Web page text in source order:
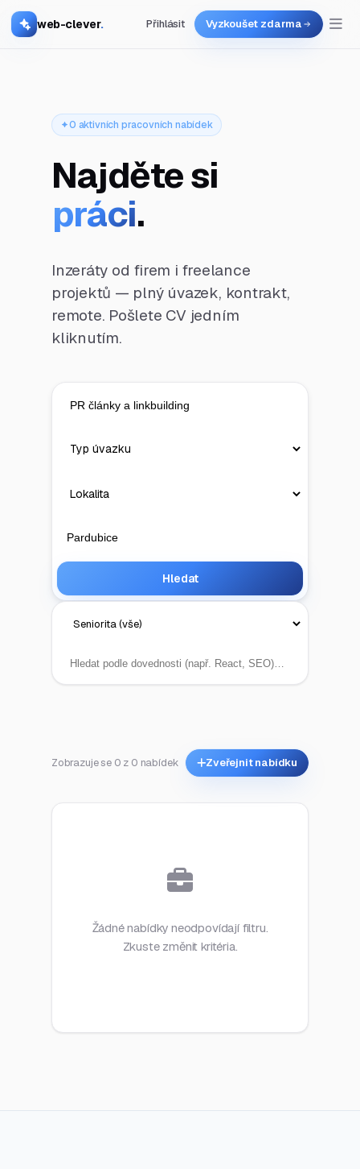
web-clever. Přihlásit Vyzkoušet zdarma
0 aktivních pracovních nabídek
Najděte si
práci.
Inzeráty od firem i freelance
projektů — plný úvazek, kontrakt,
remote. Pošlete CV jedním
kliknutím.
Hledat
Zobrazuje se 0 z 0 nabídek Zveřejnit nabídku
Žádné nabídky neodpovídají filtru.
Zkuste změnit kritéria.